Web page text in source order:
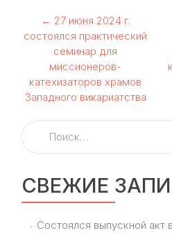
Навигация
записям
← 27 июня 2024 г.
состоялся практический
семинар для
миссионеров-
катехизаторов храмов
Западного викариатства
Найти:
СВЕЖИЕ
Состоялся выпускной акт